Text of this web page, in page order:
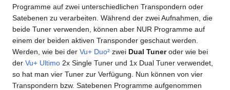
Programme auf zwei unterschiedlichen Transpondern oder
Satebenen zu verarbeiten. Während der zwei Aufnahmen, die
beide Tuner verwenden, können aber NUR Programme auf
einem der beiden aktiven Transponder geschaut werden.
Werden, wie bei der Vu+ Duo² zwei Dual Tuneroder wie bei
der Vu+ Ultimo 2x Single Tuner und 1x Dual Tuner verwendet,
so hat man vier Tuner zur Verfügung. Nun können von vier
Transpondern bzw. Satebenen Programme aufgenommen